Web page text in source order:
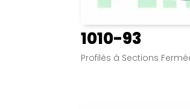
1010-93
Profilés à Sections